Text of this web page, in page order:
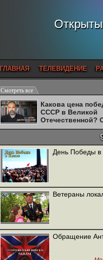
ГЛАВНАЯ ТЕЛЕВИДЕНИЕ
Смотреть все
Какова цена
СССР в Великой
Отечественной?
Двуреченский о
День Победы в
Ветераны
Обращение